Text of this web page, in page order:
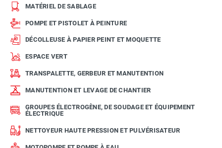
MATÉRIEL DE SABLAGE
POMPE ET PISTOLET À PEINTURE
DÉCOLLEUSE À PAPIER PEINT ET MOQUETTE
ESPACE VERT
TRANSPALETTE, GERBEUR ET MANUTENTION
MANUTENTION ET LEVAGE DE CHANTIER
GROUPES ÉLECTROGÈNE, DE SOUDAGE ET ÉQUIPEMENT
ÉLECTRIQUE
NETTOYEUR HAUTE PRESSION ET PULVÉRISATEUR